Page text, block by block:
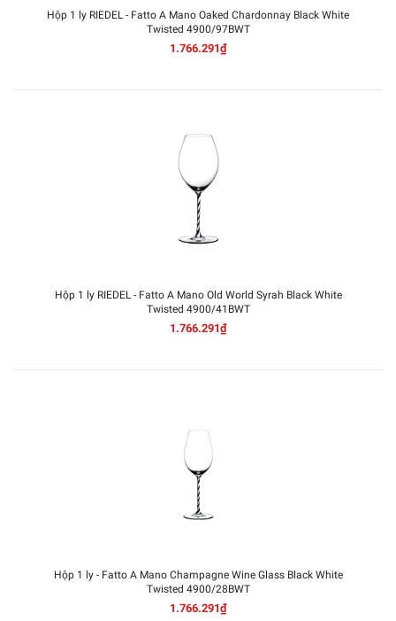
Hộp 1 ly RIEDEL - Fatto A Mano Oaked Chardonnay Black White
Twisted 4900/97BWT
1.766.291₫
Hộp 1 ly RIEDEL - Fatto A Mano Old World Syrah Black White
Twisted 4900/41BWT
1.766.291₫
Hộp 1 ly - Fatto A Mano Champagne Wine Glass Black White
Twisted 4900/28BWT
1.766.291₫